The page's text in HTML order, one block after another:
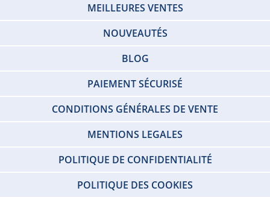
MEILLEURES VENTES
NOUVEAUTÉS
BLOG
PAIEMENT SÉCURISÉ
CONDITIONS GÉNÉRALES DE VENTE
MENTIONS LEGALES
POLITIQUE DE CONFIDENTIALITÉ
POLITIQUE DES COOKIES